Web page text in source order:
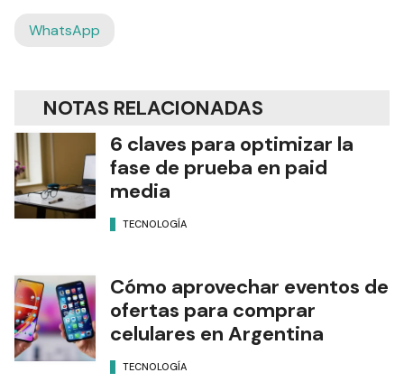
WhatsApp
NOTAS RELACIONADAS
6 claves para optimizar la
fase de prueba en paid
media
TECNOLOGÍA
Cómo aprovechar eventos de
ofertas para comprar
celulares en Argentina
TECNOLOGÍA